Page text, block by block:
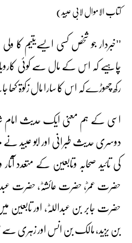
کتاب الاموال لابی عبید)
’’خبردار جو شخص کسی ایسےیتیم کا
چاہیے کہ اس کے مال سے کوئی
رکھ چھوڑے کہ اس کا سارا مال زکوٰۃ
اسی کے ہم معنی ایک حدیث امام
دوسری حدیث طبرانی اور ابو عبید
کی تائید صحابہ وتابعین کے متعدد
حضرت عمرؓ، حضرت عائشہؓ، حضرت
حضرت جابر بن عبداللہؓ، اور
بن یزید، مالک بن انس اور زہری